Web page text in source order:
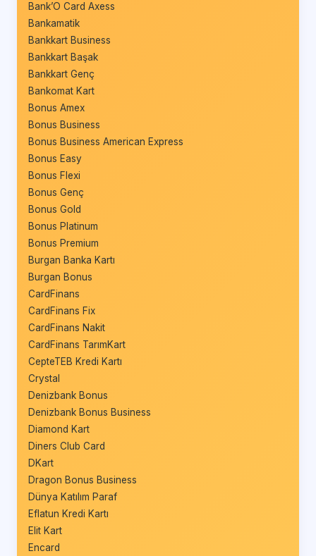
Bank’O Card Axess
Bankamatik
Bankkart Business
Bankkart Başak
Bankkart Genç
Bankomat Kart
Bonus Amex
Bonus Business
Bonus Business American Express
Bonus Easy
Bonus Flexi
Bonus Genç
Bonus Gold
Bonus Platinum
Bonus Premium
Burgan Banka Kartı
Burgan Bonus
CardFinans
CardFinans Fix
CardFinans Nakit
CardFinans TarımKart
CepteTEB Kredi Kartı
Crystal
Denizbank Bonus
Denizbank Bonus Business
Diamond Kart
Diners Club Card
DKart
Dragon Bonus Business
Dünya Katılım Paraf
Eflatun Kredi Kartı
Elit Kart
Encard